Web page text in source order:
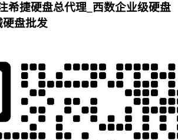
希捷硬盘总代理_西数企业级硬盘
硬盘批发